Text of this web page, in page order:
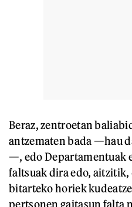
Beraz, zentroetan
antzematen bada —hau
—, edo Departamentuak
faltsuak dira edo, aitzitik,
bitarteko horiek
pertsonen gaitasun falta